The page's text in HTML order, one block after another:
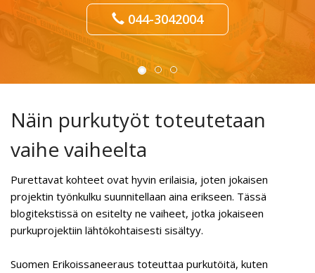
044-3042004
Näin purkutyöt toteutetaan
vaihe vaiheelta
Purettavat kohteet ovat hyvin erilaisia, joten jokaisen
projektin työnkulku suunnitellaan aina erikseen. Tässä
blogitekstissä on esitelty ne vaiheet, jotka jokaiseen
purkuprojektiin lähtökohtaisesti sisältyy.
Suomen Erikoissaneeraus toteuttaa purkutöitä, kuten